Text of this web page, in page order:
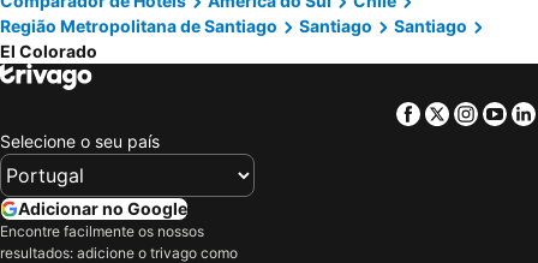
Cartagena
Centro Comercial Parque Arauco
Funicular de Santiago
VIVO El Centro
Puerto de San Antonio
Cerro San Cristóbal
Excursão Turística em Santiago
La Parva
Cerro Santa Lucía
Região Metropolitana de Santiago
Santiago
Santiago
El Colorado
Facebook
Twitter
Selecione o seu país
Adicionar no Google
Encontre facilmente os nossos
resultados: adicione o trivago como